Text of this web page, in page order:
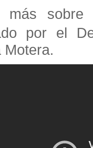
más
por el
Motera.